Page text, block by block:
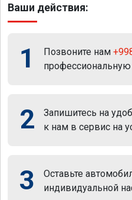
Ваши действия:
1 Позвоните нам
профессиональную
2
Запишитесь на
к нам в сервис на
3
Оставьте
индивидуальной